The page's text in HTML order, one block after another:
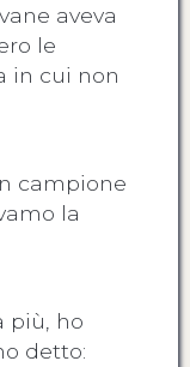
aveva
le
in cui non
campione
la
più, ho
detto: